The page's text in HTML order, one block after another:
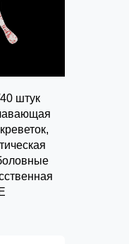
штук